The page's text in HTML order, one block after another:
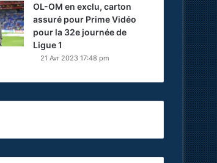
OL-OM en exclu, carton
assuré pour Prime Vidéo
pour la 32e journée de
Ligue 1
21 Avr 2023 17:48 pm